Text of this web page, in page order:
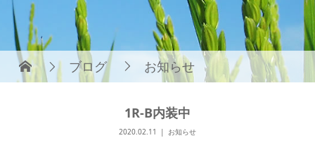
ブログ お知らせ
1R-B内装中
2020.02.11 お知らせ